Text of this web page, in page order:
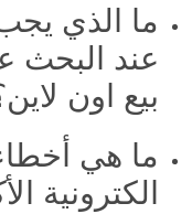
ما الذي
عند البحث
بيع اون
ما هي
الكترونية